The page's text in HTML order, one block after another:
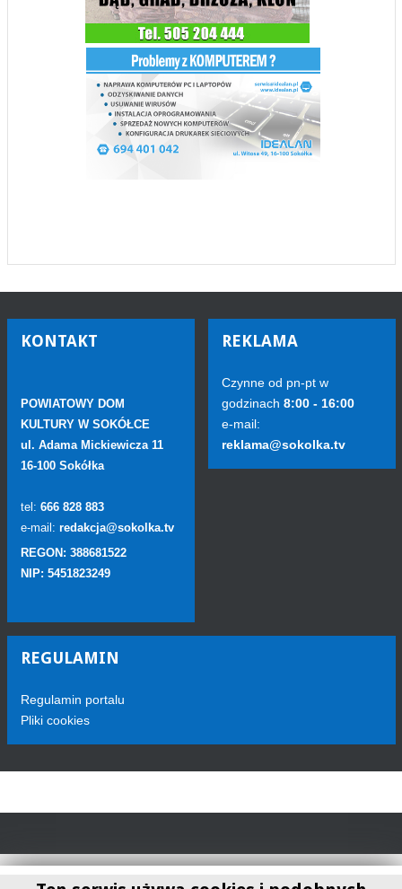
KONTAKT
POWIATOWY DOM
KULTURY W SOKÓŁCE
ul. Adama Mickiewicza 11
16-100 Sokółka
tel: 666 828 883
e-mail: redakcja@sokolka.tv
REGON: 388681522
NIP: 5451823249
REKLAMA
Czynne od pn-pt w
godzinach 8:00 - 16:00
e-mail:
reklama@sokolka.tv
REGULAMIN
Regulamin portalu
Pliki cookies